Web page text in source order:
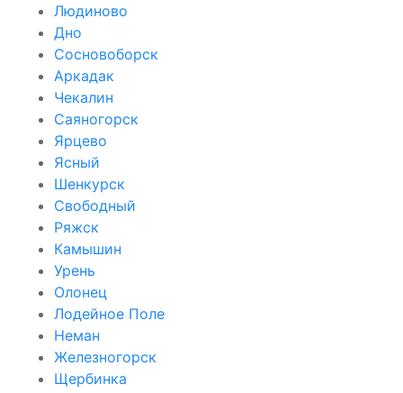
Людиново
Дно
Сосновоборск
Аркадак
Чекалин
Саяногорск
Ярцево
Ясный
Шенкурск
Свободный
Ряжск
Камышин
Урень
Олонец
Лодейное Поле
Неман
Железногорск
Щербинка